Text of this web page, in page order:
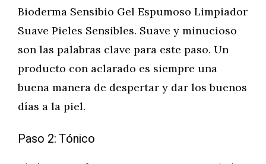
Bioderma Sensibio Gel Espumoso Limpiador
Suave Pieles Sensibles. Suave y minucioso
son las palabras clave para este paso. Un
producto con aclarado es siempre una
buena manera de despertar y dar los buenos
días a la piel.
Paso 2: Tónico